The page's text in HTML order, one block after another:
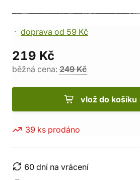
doprava od 59 Kč
219 Kč
běžná cena: 249 Kč
vlož do košíku
39 ks prodáno
60 dní na vrácení